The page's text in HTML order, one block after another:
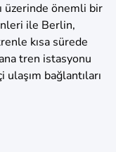
üzerinde önemli bir
ile Berlin,
kısa sürede
tren istasyonu
bağlantıları